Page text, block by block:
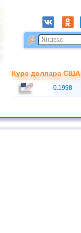
Курс доллара США
-0.1998